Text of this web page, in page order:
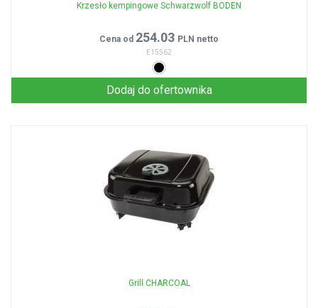
Krzesło kempingowe Schwarzwolf BODEN
Cena od 254.03 PLN netto
E15562
Dodaj do ofertownika
Grill CHARCOAL